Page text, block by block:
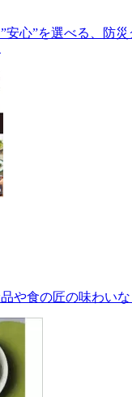
安心”を選べる、防
や食の匠の味わい